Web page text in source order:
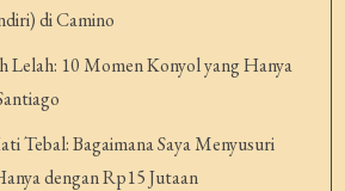
di Camino
Lelah: 10 Momen Konyol yang Hanya
Tebal: Bagaimana Saya Menyusuri
dengan Rp15 Jutaan